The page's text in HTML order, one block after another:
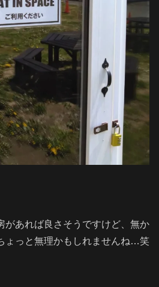
があれば良さそうですけど、無か
ょっと無理かもしれませんね…笑